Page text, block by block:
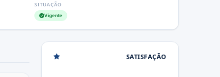
SITUAÇÃO
Vigente
SATISFAÇÃO